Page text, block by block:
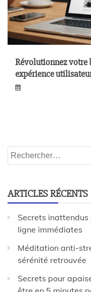
Révolutionnez votre
expérience
ARTICLES RÉCENTS
Secrets
ligne immédiates
Méditation anti-
sérénité retrouvée
Secrets pour